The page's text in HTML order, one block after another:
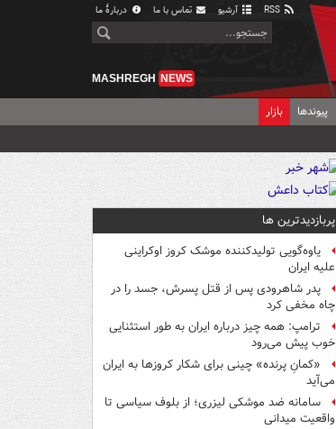
آرشیو تماس با ما دربارهٔ ما
MASHREGH NEWS
پیوندها بازار
پربازدیدترین ها
یاوه‌گویی تولیدکننده موشک کروز اوکراینی
علیه ایران
پدر شاهرودی پس از قتل پسرش، جسد را در
چاه مخفی کرد
ترامپ: همه چیز درباره ایران به طور استثنایی
خوب پیش می‌رود
«کمانِ پرنده» چینی برای شکار کروزها به ایران
می‌آید
سامانه ضد موشکی لیزری؛ از بلوف سیاسی تا
واقعیت میدانی